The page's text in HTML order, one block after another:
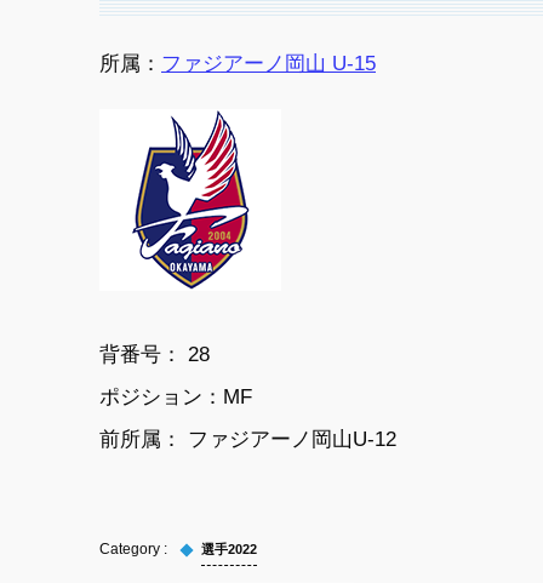
所属： ファジアーノ岡山 U-15
背番号： 28
ポジション：MF
前所属： ファジアーノ岡山U-12
選手2022